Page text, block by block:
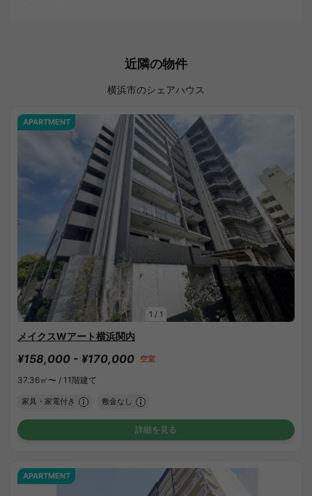
近隣の物件
横浜市のシェアハウス
1 / 1
APARTMENT
メイクスWアート横浜関内
¥158,000 - ¥170,000 空室
37.36㎡〜 / 11階建て
家具・家電付き 敷金なし
詳細を見る
APARTMENT